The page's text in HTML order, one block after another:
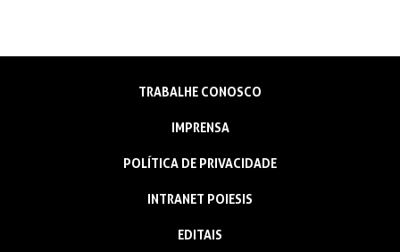
TRABALHE CONOSCO
IMPRENSA
POLÍTICA DE PRIVACIDADE
INTRANET POIESIS
EDITAIS